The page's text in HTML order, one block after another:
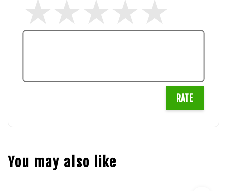
RATE
You may also like